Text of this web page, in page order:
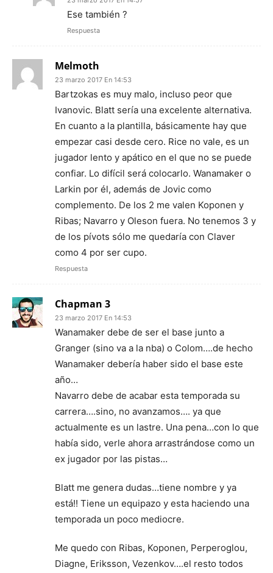
Ese también ?
Respuesta
Melmoth
23 marzo 2017 En 14:53
Bartzokas es muy malo, incluso peor que
Ivanovic. Blatt sería una excelente alternativa.
En cuanto a la plantilla, básicamente hay que
empezar casi desde cero. Rice no vale, es un
jugador lento y apático en el que no se puede
confiar. Lo difícil será colocarlo. Wanamaker o
Larkin por él, además de Jovic como
complemento. De los 2 me valen Koponen y
Ribas; Navarro y Oleson fuera. No tenemos 3 y
de los pívots sólo me quedaría con Claver
como 4 por ser cupo.
Respuesta
Chapman 3
23 marzo 2017 En 14:53
Wanamaker debe de ser el base junto a
Granger (sino va a la nba) o Colom….de hecho
Wanamaker debería haber sido el base este
año…
Navarro debe de acabar esta temporada su
carrera….sino, no avanzamos…. ya que
actualmente es un lastre. Una pena…con lo que
había sido, verle ahora arrastrándose como un
ex jugador por las pistas…
Blatt me genera dudas…tiene nombre y ya
está!! Tiene un equipazo y esta haciendo una
temporada un poco mediocre.
Me quedo con Ribas, Koponen, Perperoglou,
Diagne, Eriksson, Vezenkov….el resto todos